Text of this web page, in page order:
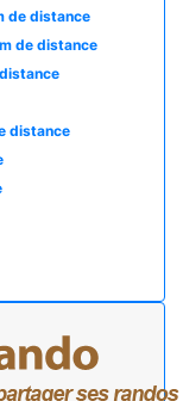
de distance
de distance
distance